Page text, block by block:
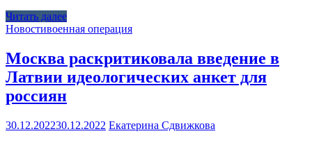
Читать далее
Новостивоенная операция
Москва раскритиковала введение в
Латвии идеологических анкет для
россиян
30.12.202230.12.2022 Екатерина Сдвижкова